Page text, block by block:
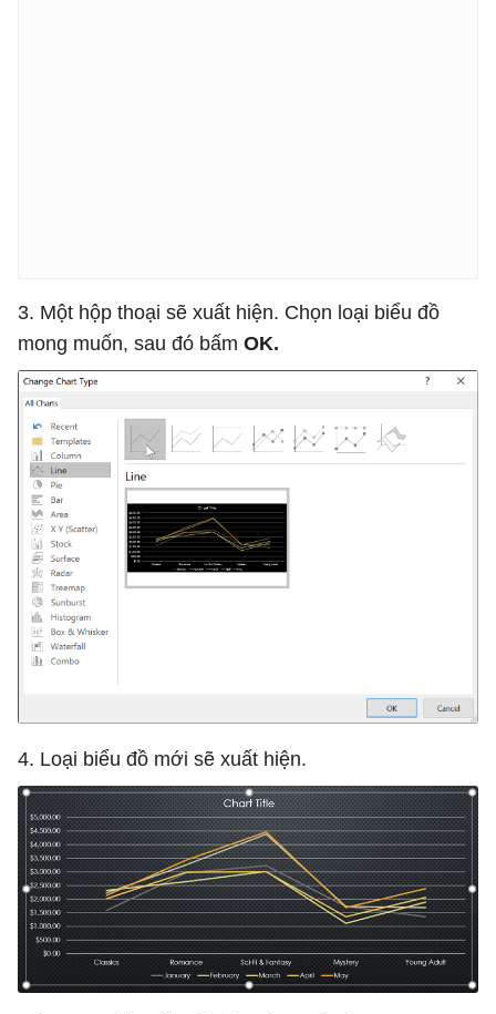
3. Một hộp thoại sẽ xuất hiện. Chọn loại biểu đồ
mong muốn, sau đó bấm OK.
4. Loại biểu đồ mới sẽ xuất hiện.